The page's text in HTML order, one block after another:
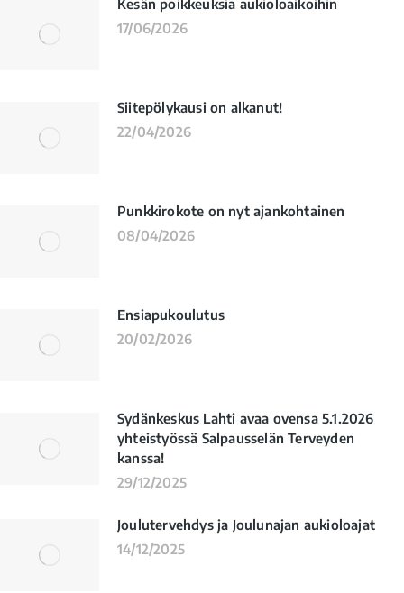
Kesän poikkeuksia aukioloaikoihin
17/06/2026
Siitepölykausi on alkanut!
22/04/2026
Punkkirokote on nyt ajankohtainen
08/04/2026
Ensiapukoulutus
20/02/2026
Sydänkeskus Lahti avaa ovensa 5.1.2026
yhteistyössä Salpausselän Terveyden
kanssa!
29/12/2025
Joulutervehdys ja Joulunajan aukioloajat
14/12/2025